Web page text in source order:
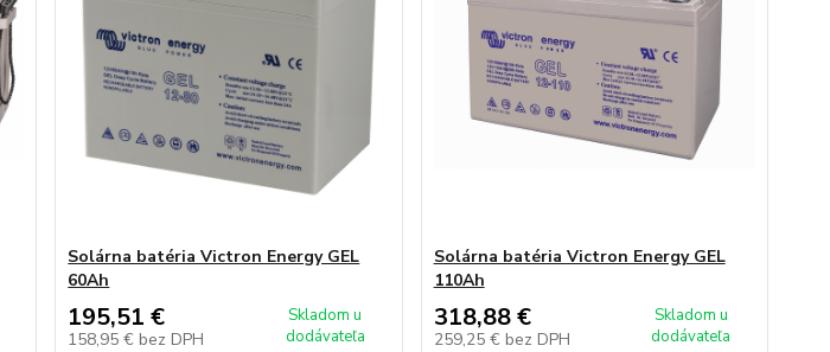
Solárna batéria Victron Energy GEL
60Ah
195,51 €
158,95 € bez DPH
Skladom u
dodávateľa
Solárna batéria Victron Energy GEL
110Ah
318,88 €
259,25 € bez DPH
Skladom u
dodávateľa